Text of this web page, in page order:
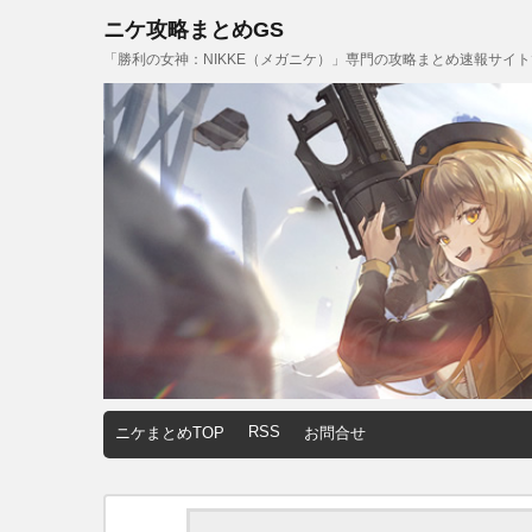
ニケ攻略まとめGS
「勝利の女神：NIKKE（メガニケ）」専門の攻略まとめ速報サイ
ニケまとめTOP RSS お問合せ